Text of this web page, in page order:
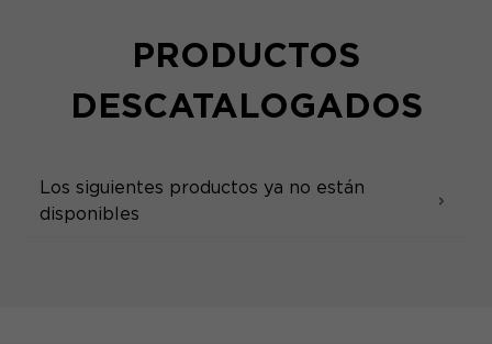
PRODUCTOS
DESCATALOGADOS
Los siguientes productos ya no están
disponibles